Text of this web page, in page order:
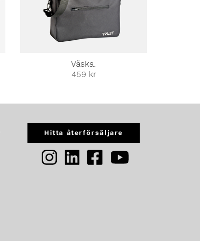
Väska.
459 kr
Hitta återförsäljare